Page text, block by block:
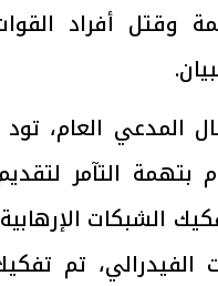
وقتل أفراد
المدعي العام،
بتهمة التآمر
الشبكات
الفيدرالي، تم